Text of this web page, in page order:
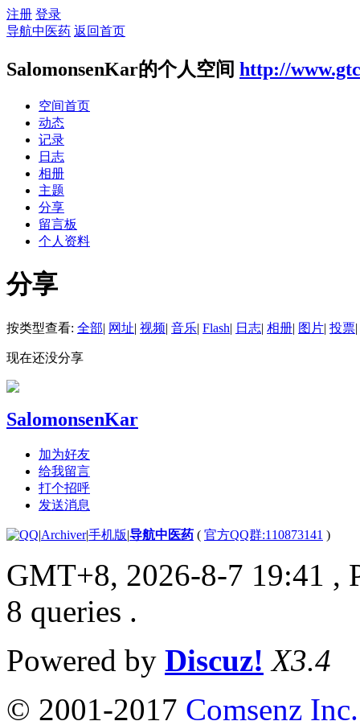
注册 登录
导航中医药 返回首页
SalomonsenKar的个人空间 http://
空间首页
动态
记录
日志
相册
主题
分享
留言板
个人资料
分享
按类型查看: 全部| 网址| 视频| 音乐| Flash| 日志| 相册| 图片| 投票|
现在还没分享
SalomonsenKar
加为好友
给我留言
打个招呼
发送消息
|Archiver|手机版|导航中医药 ( 官方QQ群:110873141 )
GMT+8, 2026-8-7 19:41 ,
8 queries .
Powered by Discuz! X3.4
© 2001-2017 Comsenz Inc.